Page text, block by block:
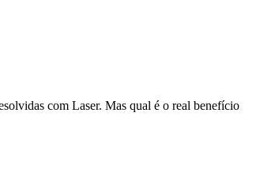
com Laser. Mas qual é o real benefício